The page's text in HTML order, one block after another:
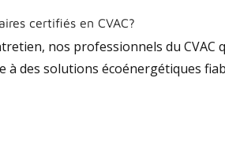
certifiés en CVAC?
nos professionnels du CVAC
à des solutions écoénergétiques